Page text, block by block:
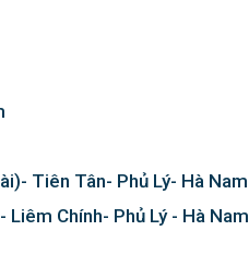
Tiên Tân- Phủ Lý- Hà Nam
Chính- Phủ Lý - Hà Nam